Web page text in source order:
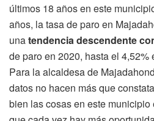
últimos 18 años en este
años, la tasa de paro en
unatendencia descendente
de paro en 2020, hasta el 4,52%
Para la alcaldesa de
datos no hacen más que
bien las cosas en este municipio